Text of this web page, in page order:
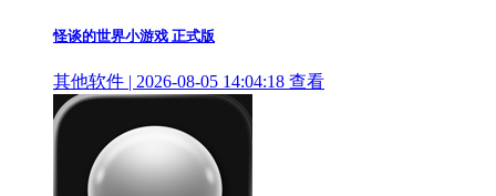
怪谈的世界小游戏 正式版
其他软件 | 2026-08-05 14:04:18 查看